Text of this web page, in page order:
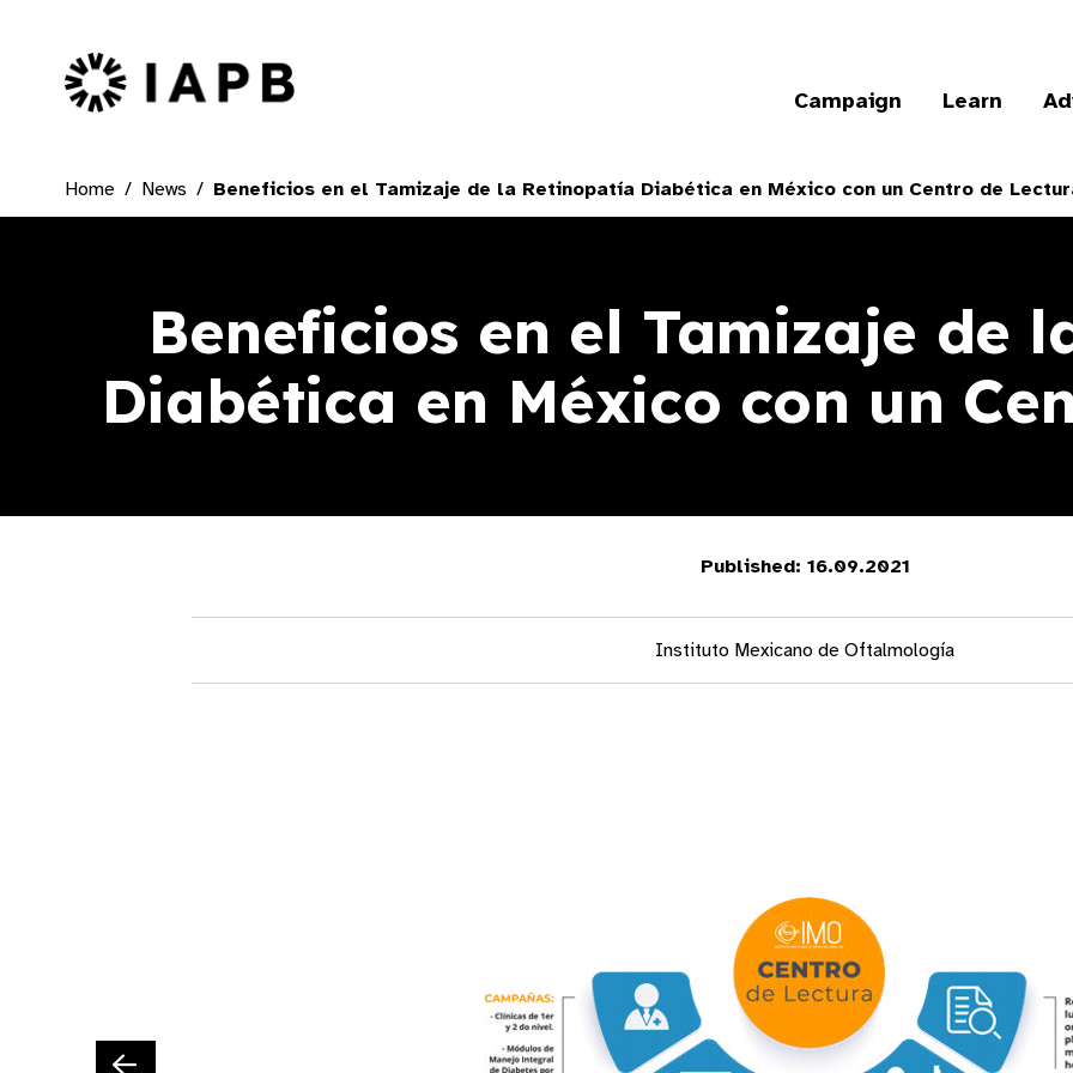
IAPB Home Page
Campaign Learn
Home News Beneficios en el Tamizaje de la Retinopatía Diabética en México con un Centro de
Beneficios en el Tamizaje de
Diabética en México con un
Published: 16.09.2021
Instituto Mexicano de Oftalmología